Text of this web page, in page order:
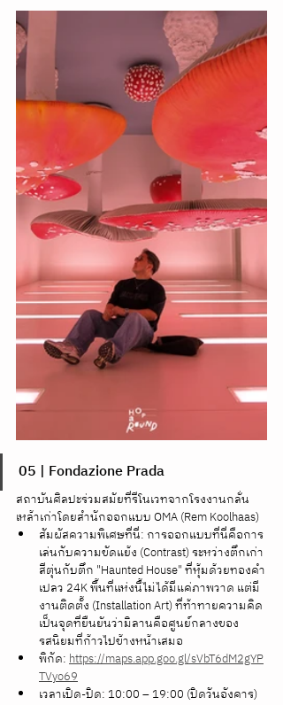
05 | Fondazione Prada
สถาบันศิลปะร่วมสมัยที่รีโนเวทจากโรงงานกลั่น
เหล้าเก่าโดยสำนักออกแบบ OMA (Rem Koolhaas)
สัมผัสความพิเศษที่นี่: การออกแบบที่นี่คือการ
เล่นกับความขัดแย้ง (Contrast) ระหว่างตึกเก่า
สีตุ่นกับตึก "Haunted House" ที่หุ้มด้วยทองคำ
เปลว 24K พื้นที่แห่งนี้ไม่ได้มีแค่ภาพวาด แต่มี
งานติดตั้ง (Installation Art) ที่ท้าทายความคิด
เป็นจุดที่ยืนยันว่ามิลานคือศูนย์กลางของ
รสนิยมที่ก้าวไปข้างหน้าเสมอ
พิกัด: https://maps.app.goo.gl/sVbT6dM2gYP
TVyo69
เวลาเปิด-ปิด: 10:00 – 19:00 (ปิดวันอังคาร)